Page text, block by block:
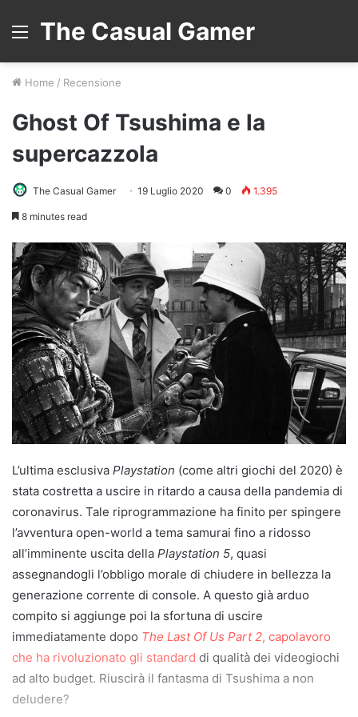
MenuThe Casual Gamer
Home / Recensione
Ghost Of Tsushima e la
supercazzola
The Casual Gamer 19 Luglio 2020 0 1.395
8 minutes read
L’ultima esclusiva Playstation (come altri giochi del 2020) è
stata costretta a uscire in ritardo a causa della pandemia di
coronavirus. Tale riprogrammazione ha finito per spingere
l’avventura open-world a tema samurai fino a ridosso
all’imminente uscita della Playstation 5, quasi
assegnandogli l’obbligo morale di chiudere in bellezza la
generazione corrente di console. A questo già arduo
compito si aggiunge poi la sfortuna di uscire
immediatamente dopo The Last Of Us Part 2, capolavoro
che ha rivoluzionato gli standard di qualità dei videogiochi
ad alto budget. Riuscirà il fantasma di Tsushima a non
deludere?